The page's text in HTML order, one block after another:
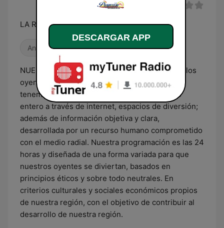
LA RADIO JOVEN
Antiguas Años 2000
NUESTRA MISIÓN Nuestra misión es ofrecer a los
oyentes, Leivanos y a nivel regional, donde
tenemos cobertura por señal FM y del mundo
entero a través de internet, espacios de diversión;
además de información objetiva y clara,
desarrollada por un recurso humano comprometido
con el medio radial. Nuestra programación es las 24
horas y diseñada de una forma variada para que
nuestros oyentes se diviertan, basados en
principios éticos y sobre todo neutrales. En
criterios culturales y sociales económicos propios
de nuestra región, con el objetivo de contribuir al
desarrollo de nuestra región.
DESCARGAR APP